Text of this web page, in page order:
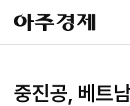
아
주
경
중진공, 베트